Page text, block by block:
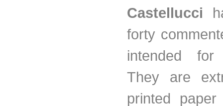
Castellucci
forty
intended for
They are
printed